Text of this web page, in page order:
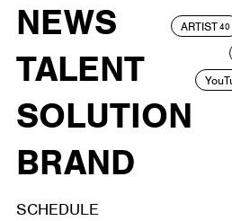
NEWS
TALENT
SOLUTION
BRAND
ARTIST40
SCHEDULE